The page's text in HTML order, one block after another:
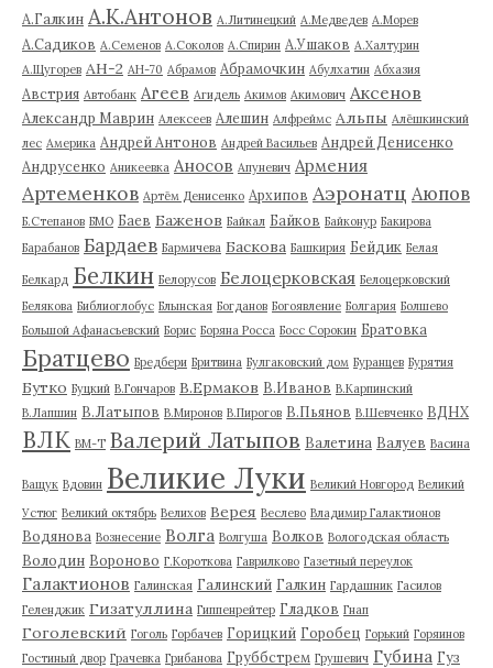
А.Галкин А.К.Антонов А.Литинецкий А.Медведев А.Морев
А.Садиков А.Семенов А.Соколов А.Спирин А.Ушаков А.Халтурин
А.Щугорев АН-2 АН-70 Абрамов Абрамочкин Абулхатин Абхазия
Австрия Автобанк Агеев Агидель Акимов Акимович Аксенов
Александр Маврин Алексеев Алешин Алфреймс Альпы Алёшкинский
лес Америка Андрей Антонов Андрей Васильев Андрей Денисенко
Андрусенко Аникеевка Аносов Апуневич Армения
Артеменков Артём Денисенко Архипов Аэронатц Аюпов
Б.Степанов БМО Баев Баженов Байкал Байков Байконур Бакирова
Барабанов Бардаев Бармичева Баскова Башкирия Бейдик Белая
Белкард Белкин Белорусов Белоцерковская Белоцерковский
Белякова Библиоглобус Блынская Богданов Богоявление Болгария Болшево
Большой Афанасьевский Борис Боряна Росса Босс Сорокин Братовка
Братцево Бредбери Бритвина Булгаковский дом Буранцев Бурятия
Бутко Буцкий В.Гончаров В.Ермаков В.Иванов В.Карпинский
В.Лапшин В.Латыпов В.Миронов В.Пирогов В.Пьянов В.Шевченко ВДНХ
ВЛК ВМ-Т Валерий Латыпов Валетина Валуев Васина
Ващук Вдовин Великие Луки Великий Новгород Великий
Устюг Великий октябрь Велихов Верея Веслево Владимир Галактионов
Водянова Вознесение Волга Волгуша Волков Вологодская область
Володин Вороново Г.Короткова Гаврилково Газетный переулок
Галактионов Галинская Галинский Галкин Гардашник Гасилов
Геленджик Гизатуллина Гиппенрейтер Гладков Гнап
Гоголевский Гоголь Горбачев Горицкий Горобец Горький Горяинов
Гостиный двор Грачевка Грибанова Груббстрем Грушевич Губина Гуз